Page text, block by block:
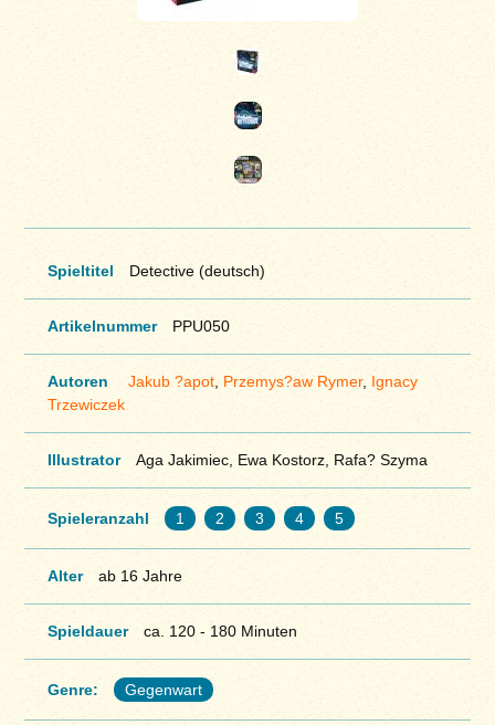
Spieltitel Detective (deutsch)
Artikelnummer PPU050
Autoren Jakub ?apot, Przemys?aw Rymer, Ignacy
Trzewiczek
Illustrator Aga Jakimiec, Ewa Kostorz, Rafa? Szyma
Spieleranzahl 1 2 3 4 5
Alter ab 16 Jahre
Spieldauer ca. 120 - 180 Minuten
Genre: Gegenwart